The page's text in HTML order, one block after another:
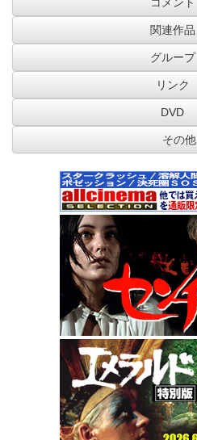
関連作品
グループ
リンク
DVD
その他